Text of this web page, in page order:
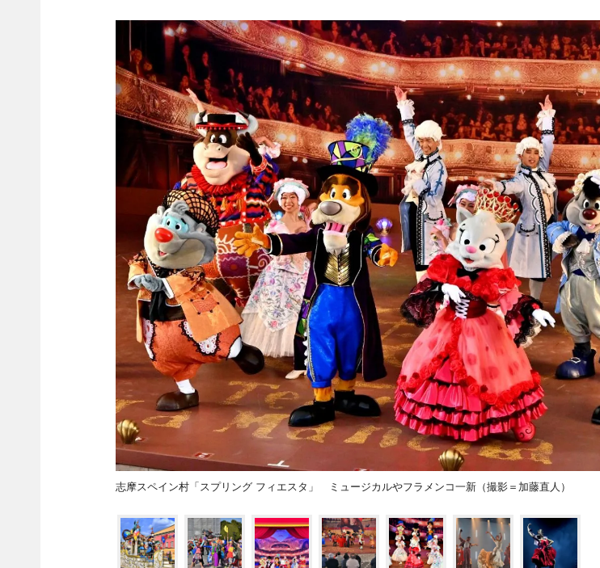
志摩スペイン村「スプリング フィエスタ」 ミュージカルやフラメンコ一新（撮影＝加藤直人）